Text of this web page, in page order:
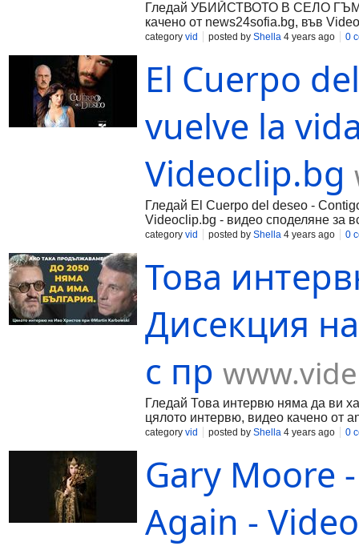
Гледай УБИЙСТВОТО В СЕЛО
качено от news24sofia.bg, във
category vid posted by Shella 4 years ago 0
El Cuerpo
vuelve la
Videoclip.bg
Гледай El Cuerpo del deseo -
Videoclip.bg - видео споделяне за
category vid posted by Shella 4 years ago 0
Това
Дисекция
с пр
Гледай Това интервю няма да ви
цялото интервю, видео качено от
category vid posted by Shella 4 years ago 0
Gary Moore
Again -